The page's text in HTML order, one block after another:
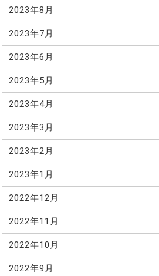
2023年8月
2023年7月
2023年6月
2023年5月
2023年4月
2023年3月
2023年2月
2023年1月
2022年12月
2022年11月
2022年10月
2022年9月